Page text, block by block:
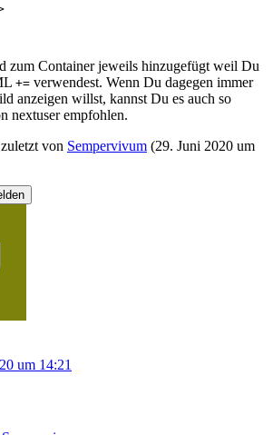
zum Container jeweils hinzugefügt weil Du
+= verwendest. Wenn Du dagegen immer
anzeigen willst, kannst Du es auch so
nextuser empfohlen.
von Sempervivum (29. Juni 2020 um
um 14:21